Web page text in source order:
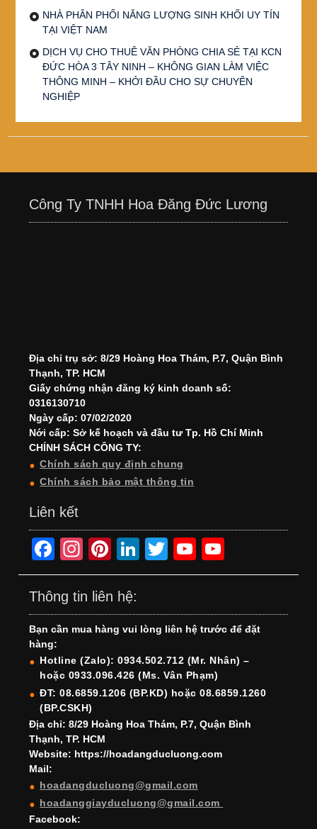
NHÀ PHÂN PHỐI NĂNG LƯỢNG SINH KHỐI UY TÍN
TẠI VIỆT NAM
DỊCH VỤ CHO THUÊ VĂN PHÒNG CHIA SẺ TẠI KCN
ĐỨC HÒA 3 TÂY NINH – KHÔNG GIAN LÀM VIỆC
THÔNG MINH – KHỞI ĐẦU CHO SỰ CHUYÊN
NGHIỆP
Công Ty TNHH Hoa Đăng Đức Lương
Địa chỉ trụ sở: 8/29 Hoàng Hoa Thám, P.7, Quận Bình
Thạnh, TP. HCM
Giấy chứng nhận đăng ký kinh doanh số:
0316130710
Ngày cấp: 07/02/2020
Nới cấp: Sở kế hoạch và đầu tư Tp. Hồ Chí Minh
CHÍNH SÁCH CÔNG TY:
Chính sách quy định chung
Chính sách bảo mật thông tin
Liên kết
F
a
c
e
b
o
o
k
In
st
a
gr
a
m
Pi
nt
er
e
st
Li
n
e
dI
n
T
wi
er
Y
o
T
u
b
e
o
T
u
b
e
h
Thông tin liên hệ:
Bạn cần mua hàng vui lòng liên hệ trước để đặt
hàng:
Hotline (Zalo): 0934.502.712 (Mr. Nhân) –
hoặc 0933.096.426 (Ms. Vân Phạm)
ĐT: 08.6859.1206 (BP.KD) hoặc 08.6859.1260
(BP.CSKH)
Địa chỉ: 8/29 Hoàng Hoa Thám, P.7, Quận Bình
Thạnh, TP. HCM
Website: https://hoadangducluong.com
Mail:
hoadangducluong@gmail.com
hoadanggiayducluong@gmail.com
Facebook: